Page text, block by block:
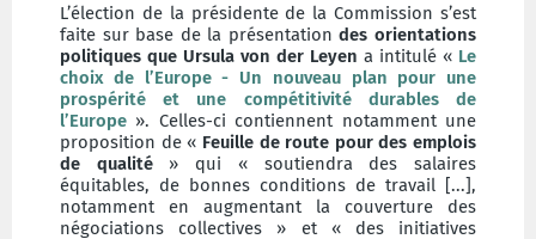
L’élection de la présidente de la Commission s’est
faite sur base de la présentationdes orientations
politiques que Ursula von der Leyen a intitulé « Le
choix de l’Europe - Un nouveau plan pour une
prospérité et une compétitivité durables de
l’Europe ». Celles-ci contiennent notamment une
proposition de « Feuille de route pour des emplois
de qualité» qui « soutiendra des salaires
équitables, de bonnes conditions de travail [...],
notamment en augmentant la couverture des
négociations collectives » et « des initiatives